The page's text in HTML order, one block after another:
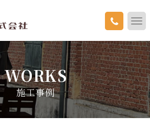
WORKS
施工事例